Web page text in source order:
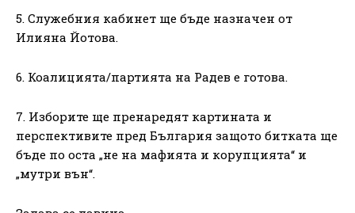
5. Служебния кабинет ще бъде назначен от
Илияна Йотова.
6. Коалицията/партията на Радев е готова.
7. Изборите ще пренаредят картината и
перспективите пред България защото битката ще
бъде по оста „не на мафията и корупцията“ и
„мутри вън“.